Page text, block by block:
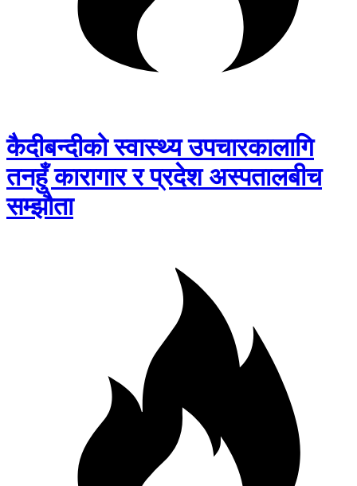
कैदीबन्दीको स्वास्थ्य उपचारकालागि
तनहुँ कारागार र प्रदेश अस्पतालबीच
सम्झौता